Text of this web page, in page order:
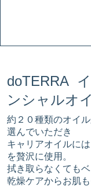
doTERRA
ンシャルオ
約２０種類のオイ
選んでいただき
キャリアオイルに
を贅沢に使用。
拭き取らなくても
乾燥ケアからお肌